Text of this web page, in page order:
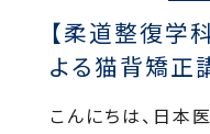
【柔道整復学
よる猫背矯正
こんにちは、日本